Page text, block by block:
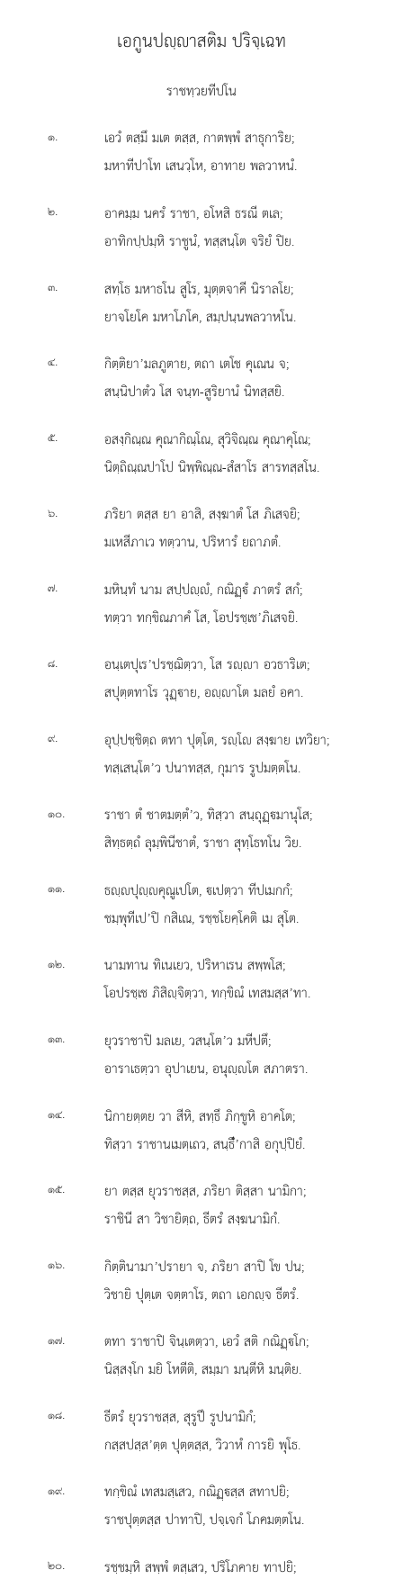
เอกูนปฺาสติม ปริจฺเฉท
ราชทฺวยทีปโน
๑.
เอวํ ตสฺมึ มเต ตสฺส, กาตพฺพํ สาธุการิย;
มหาทีปาโท เสนวฺโห, อาทาย พลวาหนํ.
๒.
อาคมฺม นครํ ราชา, อโหสิ ธรณี ตเล;
อาทิกปฺปมฺหิ ราชูนํ, ทสฺสนฺโต จริยํ ปิย.
๓.
สทฺโธ มหาธโน สูโร, มุตฺตจาคี นิราลโย;
ยาจโยโค มหาโภโค, สมฺปนฺนพลวาหโน.
๔.
กิตฺติยา’มลภูตาย, ตถา เตโช คุเณน จ;
สนฺนิปาตํว โส จนฺท-สูริยานํ นิทสฺสยิ.
๕.
อสงฺกิณฺณ คุณากิณฺโณ, สุวิจิณฺณ คุณาคุโณ;
นิตฺถิณฺณปาโป นิพฺพิณฺณ-สํสาโร สารทสฺสโน.
๖.
ภริยา ตสฺส ยา อาสิ, สงฺฆาตํ โส ภิเสจยิ;
มเหสีภาเว ทตฺวาน, ปริหารํ ยถาภตํ.
๗.
มหินฺทํ นาม สปฺปฺํ, กณิฏฺํ ภาตรํ สกํ;
ทตฺวา ทกฺขิณภาคํ โส, โอปรชฺเช’ภิเสจยิ.
๘.
อนฺเตปุเร’ปรชฺฌิตฺวา, โส รฺา อวธาริเต;
สปุตฺตทาโร วุฏฺาย, อฺาโต มลยํ อคา.
๙. อุปฺปชฺชิตฺถ ตทา ปุตฺโต, รฺโ สงฺฆาย เทวิยา;
ทสฺเสนฺโต’ว ปนาทสฺส, กุมาร รูปมตฺตโน.
๑๐.
ราชา ตํ ชาตมตฺตํ’ว, ทิสฺวา สนฺถุฏฺมานุโส;
สิทฺธตฺถํ ลุมฺพินีชาตํ, ราชา สุทฺโธทโน วิย.
๑๑.
ธฺปุฺคุณูเปโต, เปตฺวา ทีปเมกกํ;
ชมฺพุทีเป’ปิ กสิเณ, รชฺชโยคฺโคติ เม สุโต.
๑๒.
นามทาน ทิเนเยว, ปริหาเรน สพฺพโส;
โอปรชฺเช ภิสิฺจิตฺวา, ทกฺขิณํ เทสมสฺส’ทา.
๑๓.
ยุวราชาปิ มลเย, วสนฺโต’ว มหีปตึ;
อาราเธตฺวา อุปาเยน, อนุฺโต สภาตรา.
๑๔.
นิกายตฺตย วา สีหิ, สทฺธึ ภิกฺขูหิ อาคโต;
ทิสฺวา ราชานเมตฺเถว, สนฺธีํ’กาสิ อกุปฺปิยํ.
๑๕.
ยา ตสฺส ยุวราชสฺส, ภริยา ติสฺสา นามิกา;
ราชินี สา วิชายิตฺถ, ธีตรํ สงฺฆนามิกํ.
๑๖.
กิตฺตินามา’ปรายา จ, ภริยา สาปิ โข ปน;
วิชายิ ปุตฺเต จตฺตาโร, ตถา เอกฺจ ธีตรํ.
๑๗.
ตทา ราชาปิ จินฺเตตฺวา, เอวํ สติ กณิฏฺโก;
นิสฺสงฺโก มยิ โหตีติ, สมฺมา มนฺตีหิ มนฺติย.
๑๘.
ธีตรํ ยุวราชสฺส, สุรูปึ รูปนามิกํ;
กสฺสปสฺส’ตฺต ปุตฺตสฺส, วิวาหํ การยิ พุโธ.
๑๙.
ทกฺขิณํ เทสมสฺเสว, กณิฏฺสฺส สทาปยิ;
ราชปุตฺตสฺส ปาทาปิ, ปจฺเจกํ โภคมตฺตโน.
๒๐.
รชฺชมฺหิ สพฺพํ ตสฺเสว, ปริโภคาย ทาปยิ;